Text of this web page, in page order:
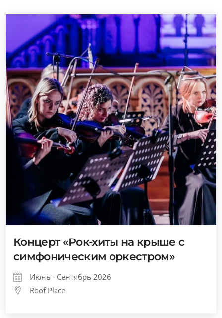
Концерт «Рок-хиты на крыше с
симфоническим оркестром»
Июнь - Сентябрь 2026
Roof Place